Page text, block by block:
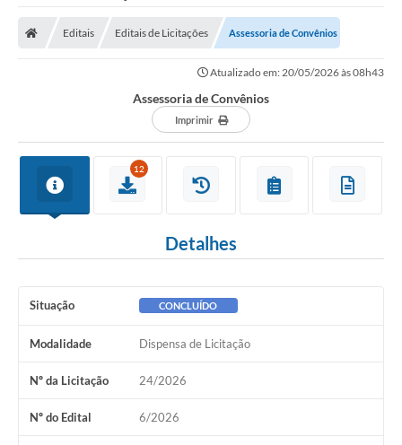
Editais Editais de Licitações Assessoria de Convênios
Atualizado em: 20/05/2026 às 08h43
Assessoria de Convênios
Imprimir
12
Detalhes
Situação CONCLUÍDO
Modalidade Dispensa de Licitação
Nº da Licitação 24/2026
Nº do Edital 6/2026